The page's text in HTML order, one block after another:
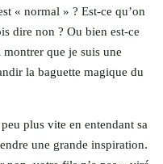
« normal » ? Est-ce qu’on
dire non ? Ou bien est-ce
que je suis une
la baguette magique du
plus vite en entendant sa
une grande inspiration.